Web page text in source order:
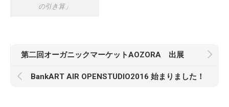
の引き算」
第二回オーガニックマーケットAOZORA 出展
BankART AIR OPENSTUDIO2016 始まりました！